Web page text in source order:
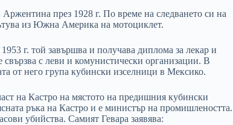
Аржентина през 1928 г. По време на следването си на
из Южна Америка на мотоциклет.
г. той завършва и получава диплома за лекар и
с леви и комунистически организации. В
от него група кубински изселници в Мексико.
на Кастро на мястото на предишния кубински
ръка на Кастро и е министър на промишлеността.
убийства. Самият Гевара заявява: